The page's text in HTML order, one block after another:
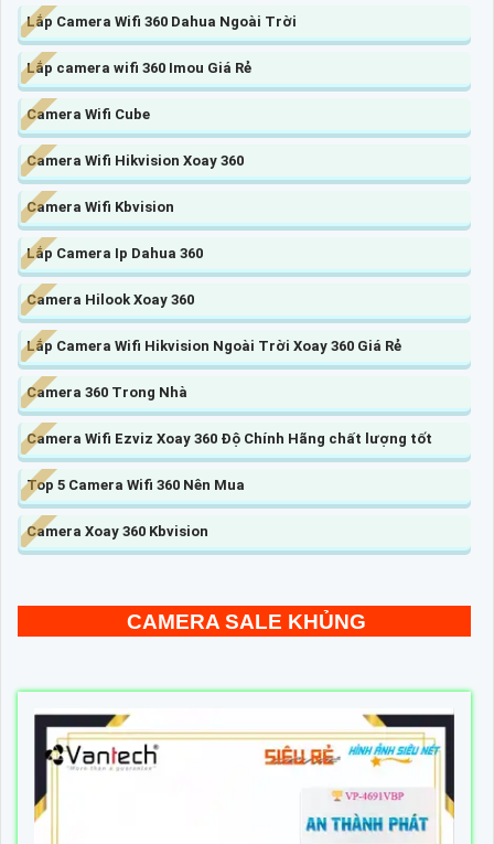
Lắp Camera Wifi 360 Dahua Ngoài Trời
Lắp camera wifi 360 Imou Giá Rẻ
Camera Wifi Cube
Camera Wifi Hikvision Xoay 360
Camera Wifi Kbvision
Lắp Camera Ip Dahua 360
Camera Hilook Xoay 360
Lắp Camera Wifi Hikvision Ngoài Trời Xoay 360 Giá Rẻ
Camera 360 Trong Nhà
Camera Wifi Ezviz Xoay 360 Độ Chính Hãng chất lượng tốt
Top 5 Camera Wifi 360 Nên Mua
Camera Xoay 360 Kbvision
CAMERA SALE KHỦNG